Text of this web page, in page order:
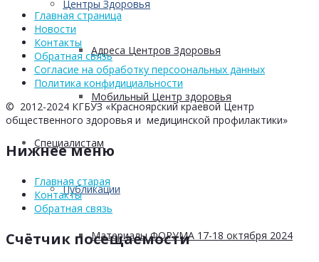
Центры Здоровья
Адреса Центров Здоровья
Мобильный Центр здоровья
Cпециалистам
Публикации
Материалы ФОРУМА 17-18 октября 2024
Главная страница
Новости
Контакты
Обратная связь
Согласие на обработку персоональных данных
Политика конфидициальности
© 2012-2024 КГБУЗ «Красноярский краевой Центр
общественного здоровья и медицинской профилактики»
Нижнее меню
Главная старая
Контакты
Обратная связь
Счётчик посещаемости